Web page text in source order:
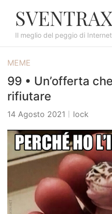
SVENTRAX
Il meglio del peggio di
MEME
99 • Un’offerta
rifiutare
14 Agosto 2021 lock